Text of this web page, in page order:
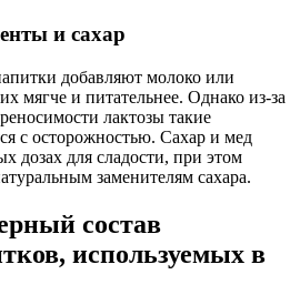
и сахар
добавляют молоко или
мягче и питательнее. Однако из-за
лактозы такие
с осторожностью. Сахар и мед
дозах для сладости, при этом
заменителям сахара.
состав
используемых в